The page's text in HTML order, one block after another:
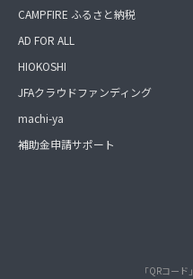
CAMPFIRE ふるさと納税
AD FOR ALL
HIOKOSHI
JFAクラウドファンディング
machi-ya
補助金申請サポート
「QRコー